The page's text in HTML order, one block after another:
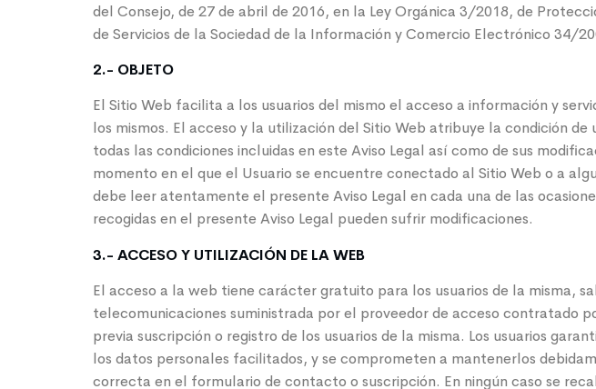
del Consejo, de 27 de abril de 2016, en la Ley Orgánica 3/2018, de
de Servicios de la Sociedad de la Información y Comercio Electrónico 34/
2.- OBJETO
El Sitio Web facilita a los usuarios del mismo el acceso a información y
los mismos. El acceso y la utilización del Sitio Web atribuye la condición
todas las condiciones incluidas en este Aviso Legal así como de sus
momento en el que el Usuario se encuentre conectado al Sitio Web o a
debe leer atentamente el presente Aviso Legal en cada una de las
recogidas en el presente Aviso Legal pueden sufrir modificaciones.
3.- ACCESO Y UTILIZACIÓN DE LA WEB
El acceso a la web tiene carácter gratuito para los usuarios de la misma,
telecomunicaciones suministrada por el proveedor de acceso contratado
previa suscripción o registro de los usuarios de la misma. Los usuarios
los datos personales facilitados, y se comprometen a mantenerlos
correcta en el formulario de contacto o suscripción. En ningún caso se